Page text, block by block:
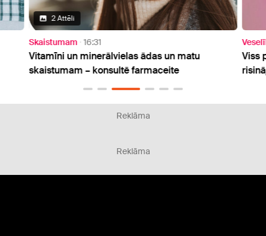
2 Attēli
Skaistumam 16:31
Vitamīni un minerālvielas ādas un matu
skaistumam – konsultē farmaceite
Viss
Reklāma
Reklāma